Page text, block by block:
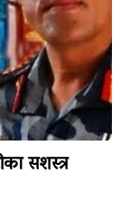
सशस्त्र